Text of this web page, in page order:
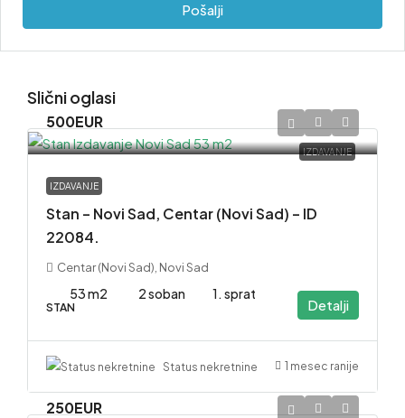
Pošalji
Slični oglasi
IZDAVANJE
500EUR
IZDAVANJE
Stan – Novi Sad, Centar (Novi Sad) – ID
22084.
Centar (Novi Sad), Novi Sad
53 m2 2 soban 1. sprat
STAN Detalji
Status nekretnine 1 mesec ranije
250EUR